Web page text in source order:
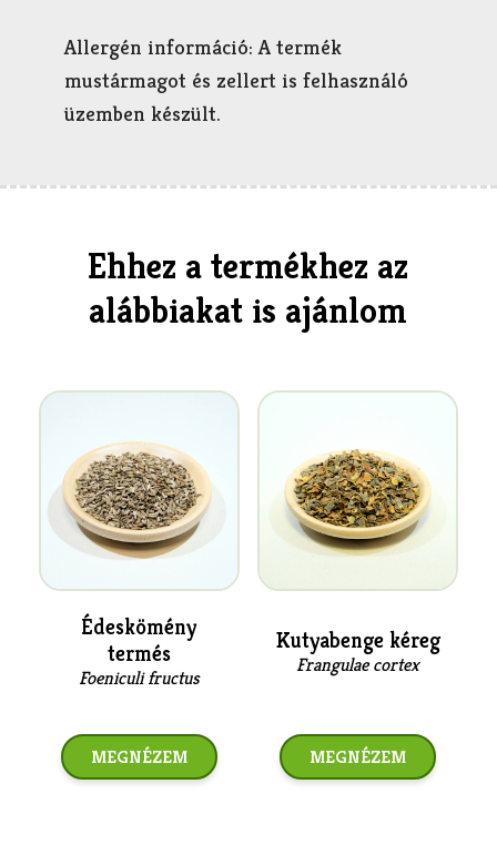
Allergén információ: A termék
mustármagot és zellert is felhasználó
üzemben készült.
Ehhez a termékhez az
alábbiakat is ajánlom
Édeskömény
termés
Foeniculi fructus
MEGNÉZEM
Kutyabenge kéreg
Frangulae cortex
MEGNÉZEM